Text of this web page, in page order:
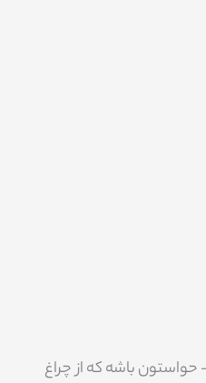
کل با رعایت کردن چند تا نکته ساده میشه بهترین نوع آینه بی نهایت رو گرفت. مثل چه مواردی؟ مثلا 1- حواستون باشه که از چراغ